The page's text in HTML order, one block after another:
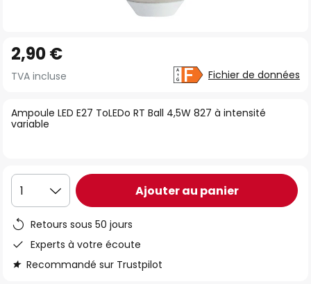
to
the
of
the
Ampoule LED E27 ToLEDo RT Ball 4,5W 827 à intensité
variable
2,90 €
TVA incluse Fichier de données
1 Ajouter au panier
Retours sous 50 jours
Experts à votre écoute
Recommandé sur Trustpilot